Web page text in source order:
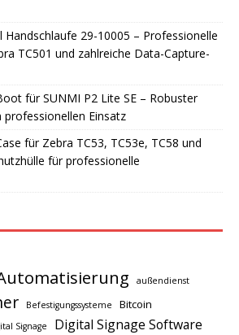
Handschlaufe 29-10005 – Professionelle
TC501 und zahlreiche Data-Capture-
für SUNMI P2 Lite SE – Robuster
Einsatz
für Zebra TC53, TC53e, TC58 und
für professionelle
außendienst
Befestigungssysteme Bitcoin
Signage Digital Signage Software